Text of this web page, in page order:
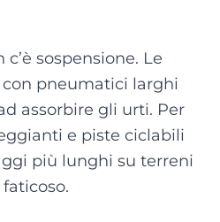
sospensione. Le
con pneumatici larghi
assorbire gli urti. Per
e piste ciclabili
più lunghi su terreni